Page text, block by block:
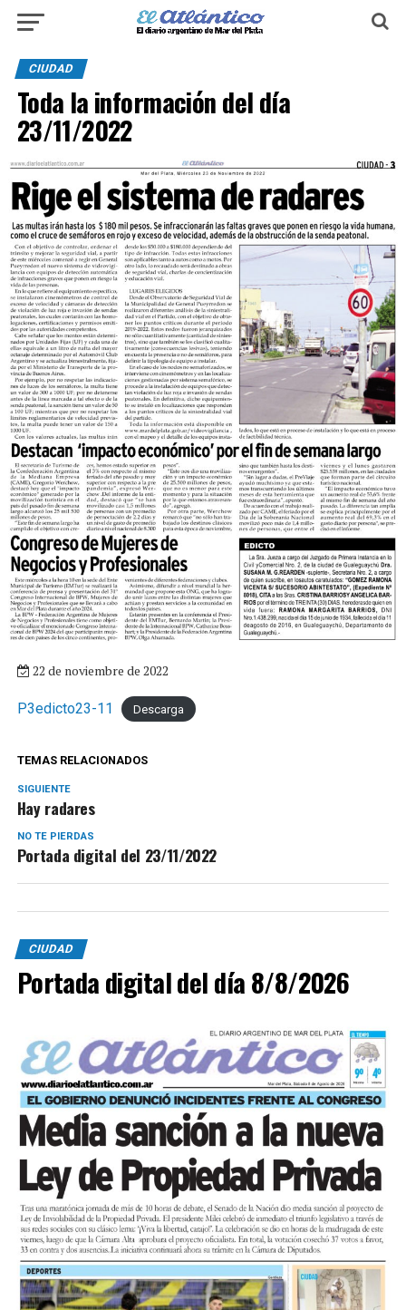
CIUDAD
Toda la información del día
23/11/2022
22 de noviembre de 2022
P3edicto23-11 Descarga
TEMAS RELACIONADOS
SIGUIENTE
Hay radares
NO TE PIERDAS
Portada digital del 23/11/2022
CIUDAD
Portada digital del día 8/8/2026